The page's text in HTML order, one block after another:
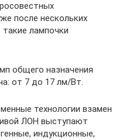
после нескольких
лампочки
общего назначения
от 7 до 17 лм/Вт.
технологии взамен
ЛОН выступают
индукционные,